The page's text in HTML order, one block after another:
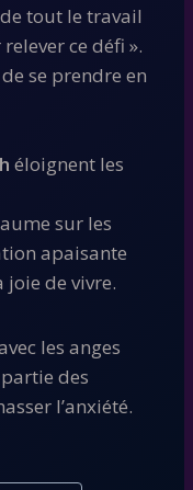
tout le travail
ce défi ».
se prendre en
éloignent les
sur les
apaisante
de vivre.
les anges
des
l’anxiété.